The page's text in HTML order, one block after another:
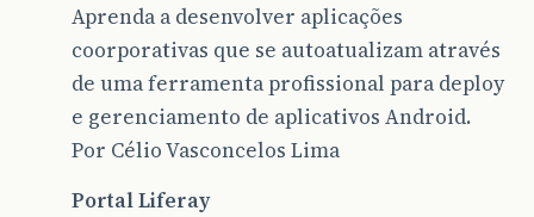
Aprenda a desenvolver aplicações
coorporativas que se autoatualizam através
de uma ferramenta profissional para deploy
e gerenciamento de aplicativos Android.
Por Célio Vasconcelos Lima
Portal Liferay